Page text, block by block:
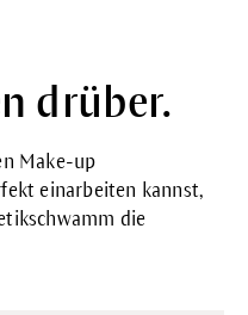
drüber.
Make-up
einarbeiten kannst,
die